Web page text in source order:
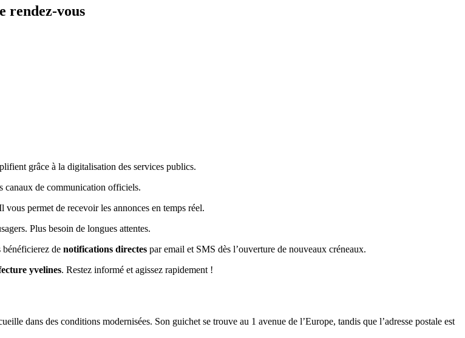
rendez-vous
grâce à la digitalisation des services publics.
canaux de communication officiels.
vous permet de recevoir les annonces en temps réel.
Plus besoin de longues attentes.
de notifications directes par email et SMS dès l’ouverture de nouveaux créneaux.
yvelines. Restez informé et agissez rapidement !
dans des conditions modernisées. Son guichet se trouve au 1 avenue de l’Europe, tandis que l’adresse postale est